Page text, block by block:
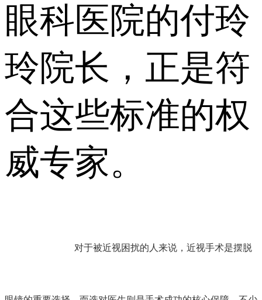
眼科医院的付玲
玲院长，正是符
合这些标准的权
威专家。
对于被近视困扰的人来说，近视手术是摆脱